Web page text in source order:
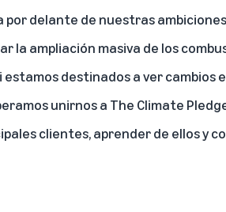
por delante de nuestras
la ampliación masiva de los
estamos destinados a ver cambios
unirnos a The Climate
clientes, aprender de ellos y